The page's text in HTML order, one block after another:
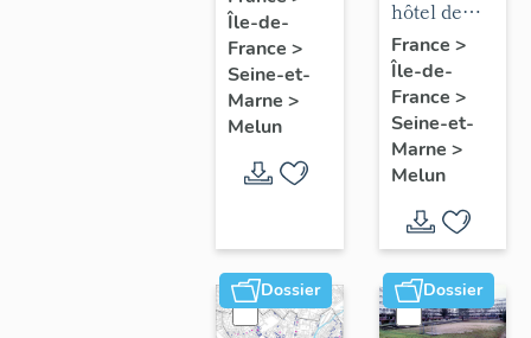
chapelle
de
l'hôpital
puis
hôpital
Île-de-
France >
Seine-et-
Marne >
Melun
mobilier
de l'hôtel
de ville
hôtel de
ville
France >
Île-de-
France >
Seine-et-
Marne >
Melun
Dossier Dossier